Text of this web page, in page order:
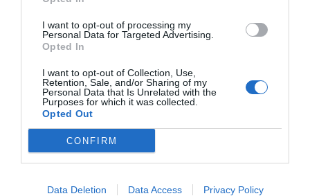
I want to opt-out of processing my
Personal Data for Targeted Advertising.
Opted In
I want to opt-out of Collection, Use,
Retention, Sale, and/or Sharing of my
Personal Data that Is Unrelated with the
Purposes for which it was collected.
Opted Out
CONFIRM
Data Deletion Data Access Privacy Policy